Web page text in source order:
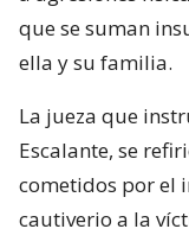
que se suman
ella y su familia.
La jueza que
Escalante, se
cometidos por el
cautiverio a la